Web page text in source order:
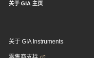
关于 GIA 主页
关于 GIA Instruments